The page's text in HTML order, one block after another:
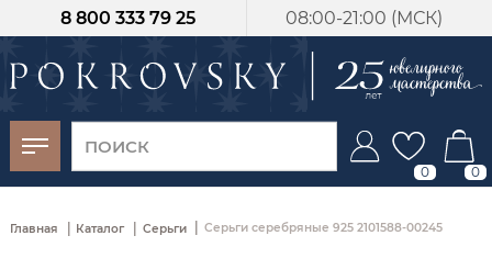
08:00-21:00 (МСК)
8 800 333 79 25
0 0
Главная | Каталог | Серьги Серьги серебряные 925 2101588-00245
-30%
от 15 дней с
момента оплаты